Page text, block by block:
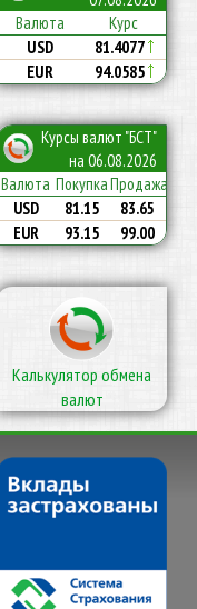
Валюта Курс
USD 81.4077
EUR 94.0585
Курсы валют "БСТ"
на 06.08.2026
Валюта ПокупкаПродажа
USD
81.15
83.65
EUR
93.15 99.00
Калькулятор обмена
валют